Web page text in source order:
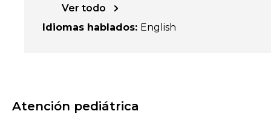
Ver todo
Idiomas hablados: English
Atención pediátrica